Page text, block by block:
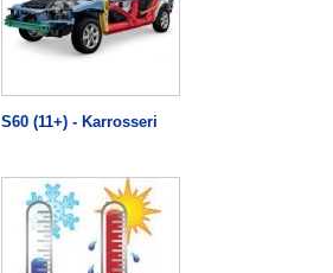
S60 (11+) - Karrosseri